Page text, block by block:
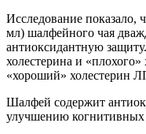
Исследование показало,
мл) шалфейного чая
антиоксидантную
холестерина и
«хороший» холестерин
Шалфей содержит
улучшению